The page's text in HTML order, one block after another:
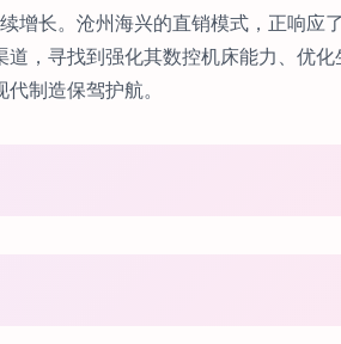
增长。沧州海兴的直销模式，正响应
，寻找到强化其数控机床能力、优
制造保驾护航。